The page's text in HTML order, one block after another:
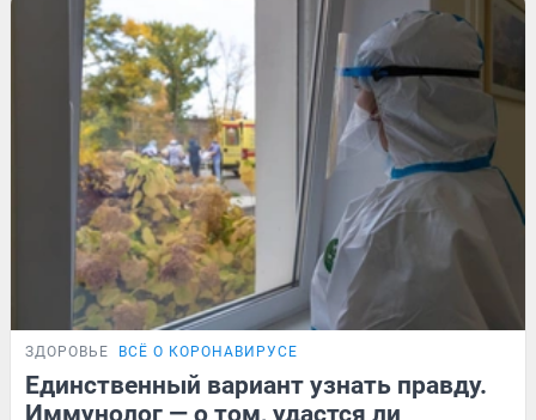
ЗДОРОВЬЕ ВСЁ О КОРОНАВИРУСЕ
Единственный вариант узнать правду.
Иммунолог — о том, удастся ли